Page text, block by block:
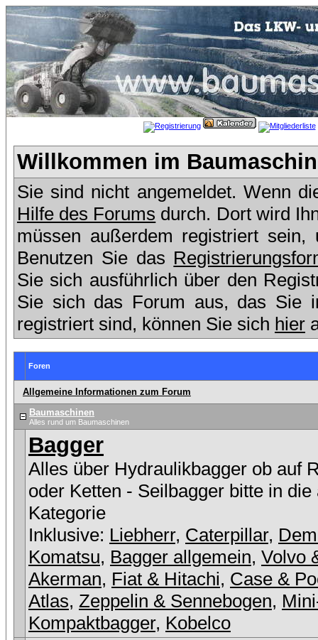
Willkommen im
Sie sind nicht angemeldet. Wenn
Hilfe des Forums durch. Dort wird
müssen außerdem registriert
Benutzen Sie das
Sie sich ausführlich über den
Sie sich das Forum aus, das Sie
registriert sind, können Sie sich hier
Foren
Allgemeine Informationen zum Forum
Baumaschinen
Alles rund um Baumaschinen
Bagger
Alles über Hydraulikbagger ob auf
oder Ketten - Seilbagger bitte in die
Kategorie
Inklusive: Liebherr, Caterpillar,
Komatsu, Bagger allgemein, Volvo
Akerman, Fiat & Hitachi, Case &
Atlas, Zeppelin & Sennebogen,
Kompaktbagger, Kobelco